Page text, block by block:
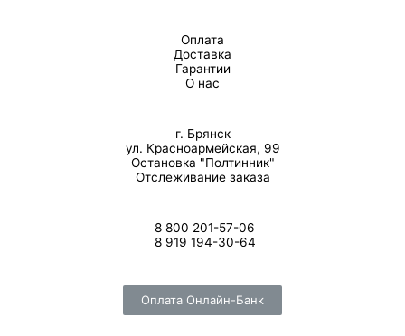
Оплата
Доставка
Гарантии
О нас
г. Брянск
ул. Красноармейская, 99
Остановка "Полтинник"
Отслеживание заказа
8 800 201-57-06
8 919 194-30-64
Оплата Онлайн-Банк